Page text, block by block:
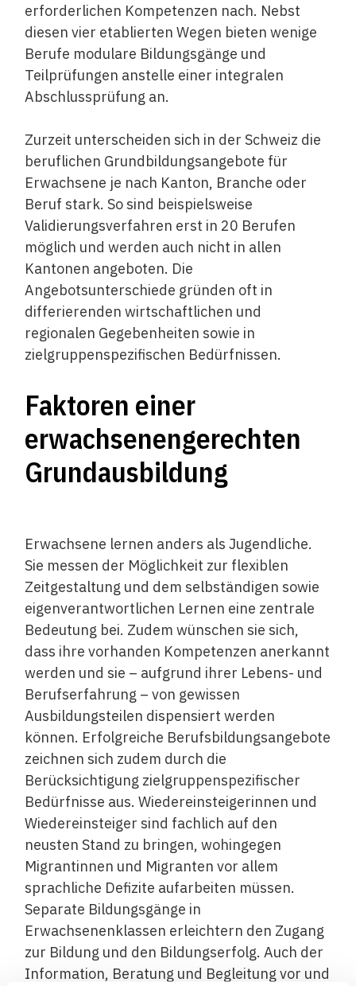
erforderlichen Kompetenzen nach. Nebst
diesen vier etablierten Wegen bieten wenige
Berufe modulare Bildungsgänge und
Teilprüfungen anstelle einer integralen
Abschlussprüfung an.
Zurzeit unterscheiden sich in der Schweiz die
beruflichen Grundbildungsangebote für
Erwachsene je nach Kanton, Branche oder
Beruf stark. So sind beispielsweise
Validierungsverfahren erst in 20 Berufen
möglich und werden auch nicht in allen
Kantonen angeboten. Die
Angebotsunterschiede gründen oft in
differierenden wirtschaftlichen und
regionalen Gegebenheiten sowie in
zielgruppenspezifischen Bedürfnissen.
Faktoren einer
erwachsenengerechten
Grundausbildung
Erwachsene lernen anders als Jugendliche.
Sie messen der Möglichkeit zur flexiblen
Zeitgestaltung und dem selbständigen sowie
eigenverantwortlichen Lernen eine zentrale
Bedeutung bei. Zudem wünschen sie sich,
dass ihre vorhanden Kompetenzen anerkannt
werden und sie – aufgrund ihrer Lebens- und
Berufserfahrung – von gewissen
Ausbildungsteilen dispensiert werden
können. Erfolgreiche Berufsbildungsangebote
zeichnen sich zudem durch die
Berücksichtigung zielgruppenspezifischer
Bedürfnisse aus. Wiedereinsteigerinnen und
Wiedereinsteiger sind fachlich auf den
neusten Stand zu bringen, wohingegen
Migrantinnen und Migranten vor allem
sprachliche Defizite aufarbeiten müssen.
Separate Bildungsgänge in
Erwachsenenklassen erleichtern den Zugang
zur Bildung und den Bildungserfolg. Auch der
Information, Beratung und Begleitung vor und